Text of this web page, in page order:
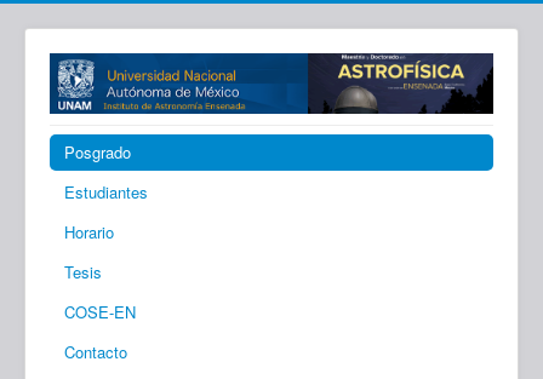
Posgrado
Estudiantes
Horario
Tesis
COSE-EN
Contacto